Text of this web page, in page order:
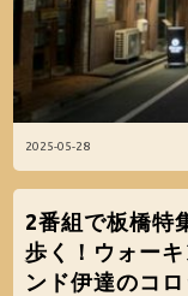
2025-05-28
2番組で板橋特
歩く！ウォー
ンド伊達のコ